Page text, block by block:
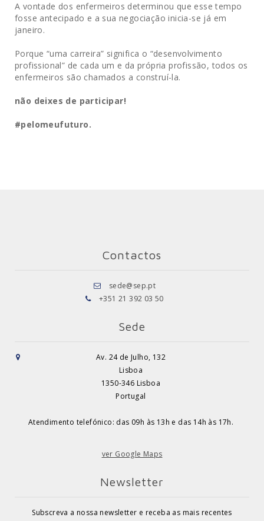
A vontade dos enfermeiros determinou que esse tempo
fosse antecipado e a sua negociação inicia-se já em
janeiro.
Porque “uma carreira” significa o “desenvolvimento
profissional” de cada um e da própria profissão, todos os
enfermeiros são chamados a construí-la.
não deixes de participar!
#pelomeufuturo.
Contactos
sede@sep.pt
+351 21 392 03 50
Sede
Av. 24 de Julho, 132
Lisboa
1350-346 Lisboa
Portugal
Atendimento telefónico: das 09h às 13h e das 14h às 17h.
ver Google Maps
Newsletter
Subscreva a nossa newsletter e receba as mais recentes